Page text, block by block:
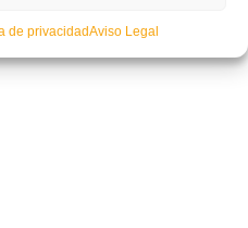
de privacidadAviso Legal